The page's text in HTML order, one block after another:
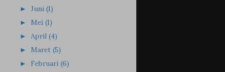
► Juni (1)
► Mei (1)
► April (4)
► Maret (5)
► Februari (6)